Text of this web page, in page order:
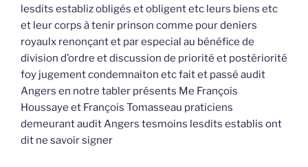
lesdits establiz obligés et obligent etc leurs biens etc
et leur corps à tenir prinson comme pour deniers
royaulx renonçant et par especial au bénéfice de
division d’ordre et discussion de priorité et postériorité
foy jugement condemnaiton etc fait et passé audit
Angers en notre tabler présents Me François
Houssaye et François Tomasseau praticiens
demeurant audit Angers tesmoins lesdits establis ont
dit ne savoir signer